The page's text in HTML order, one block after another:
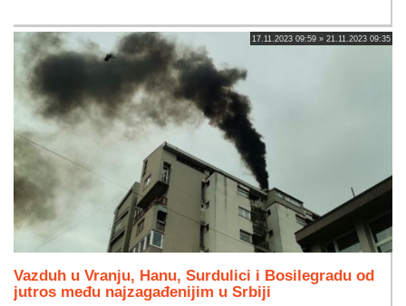
17.11.2023 09:59 » 21.11.2023 09:35
Vazduh u Vranju, Hanu, Surdulici i Bosilegradu od
jutros među najzagađenijim u Srbiji